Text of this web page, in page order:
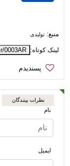
منبع: تولیدی
لینک کوتاه: 0003AR
نظرات بینندگان
نام
ایمیل